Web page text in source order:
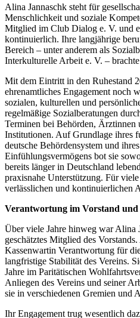
Alina Jannaschk steht für
Menschlichkeit und soziale
Mitglied im Club Dialog e. V. und
kontinuierlich. Ihre langjährige
Bereich – unter anderem als
Interkulturelle Arbeit e. V. –
Mit dem Eintritt in den Ruhestand
ehrenamtliches Engagement noch
sozialen, kulturellen und
regelmäßige Sozialberatungen
Terminen bei Behörden, Ärztinnen
Institutionen. Auf Grundlage ihres
deutsche Behördensystem und
Einfühlungsvermögens bot sie
bereits länger in Deutschland
praxisnahe Unterstützung. Für
verlässlichen und kontinuierlichen
Verantwortung im Vorstand
Über viele Jahre hinweg war Alina
geschätztes Mitglied des
Kassenwartin Verantwortung für
langfristige Stabilität des Vereins.
Jahre im Paritätischen
Anliegen des Vereins und seiner
sie in verschiedenen Gremien und
Ihr Engagement trug wesentlich